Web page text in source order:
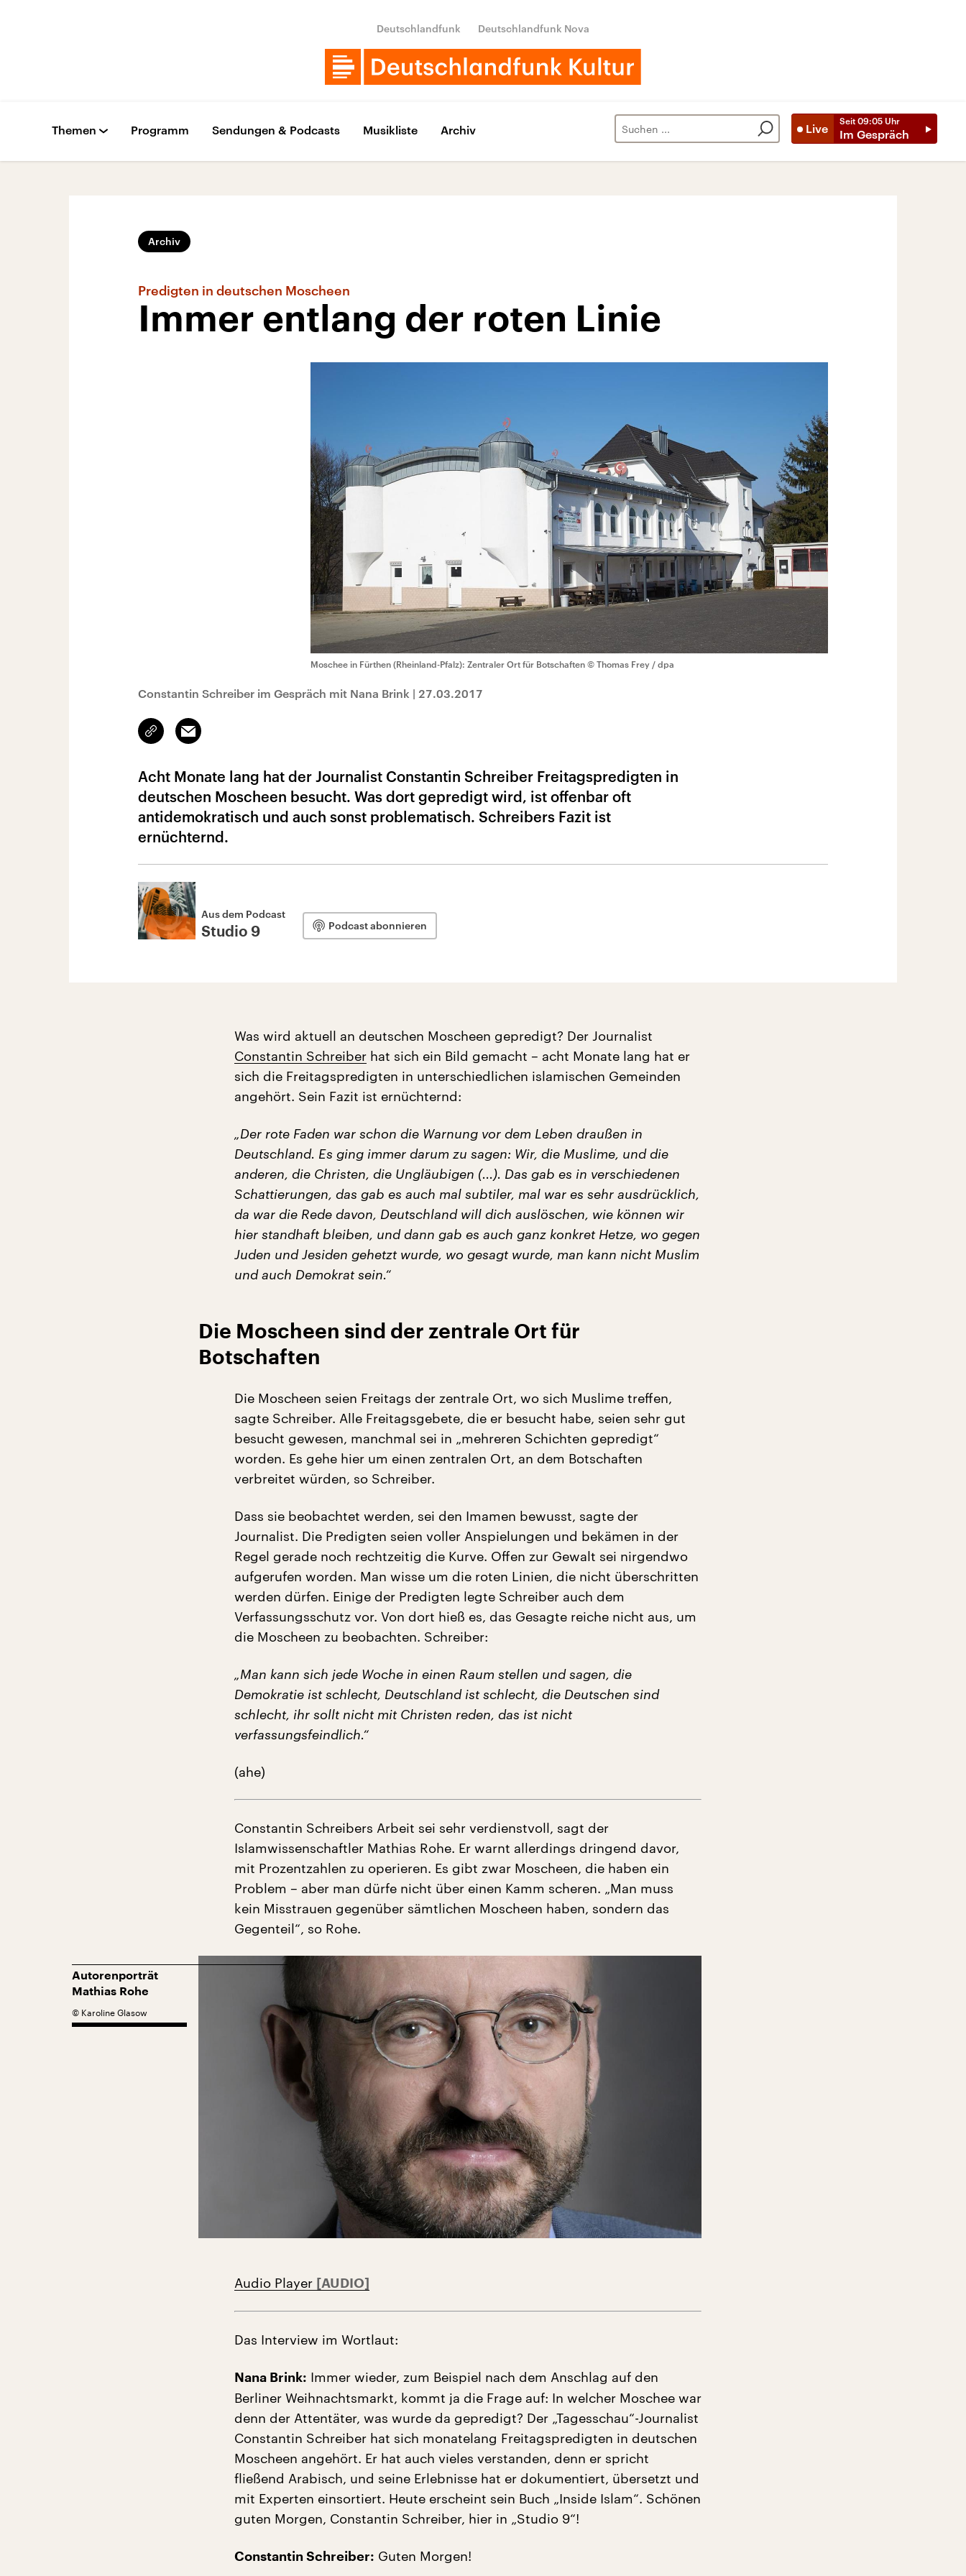
Deutschlandfunk Deutschlandfunk Nova
Live
Seit 09:05 Uhr
Im Gespräch
Themen Programm Sendungen & Podcasts Musikliste Archiv
Archiv
Predigten in deutschen Moscheen
Immer entlang der roten Linie
Moschee in Fürthen (Rheinland-Pfalz): Zentraler Ort für Botschaften © Thomas Frey / dpa
Constantin Schreiber im Gespräch mit Nana Brink | 27.03.2017
Link
kopieren/teilen
Email
Acht Monate lang hat der Journalist Constantin Schreiber Freitagspredigten in
deutschen Moscheen besucht. Was dort gepredigt wird, ist offenbar oft
antidemokratisch und auch sonst problematisch. Schreibers Fazit ist
ernüchternd.
Aus dem Podcast
Studio 9 Podcast abonnieren
Was wird aktuell an deutschen Moscheen gepredigt? Der Journalist
Constantin Schreiber hat sich ein Bild gemacht – acht Monate lang hat er
sich die Freitagspredigten in unterschiedlichen islamischen Gemeinden
angehört. Sein Fazit ist ernüchternd:
„Der rote Faden war schon die Warnung vor dem Leben draußen in
Deutschland. Es ging immer darum zu sagen: Wir, die Muslime, und die
anderen, die Christen, die Ungläubigen (...). Das gab es in verschiedenen
Schattierungen, das gab es auch mal subtiler, mal war es sehr ausdrücklich,
da war die Rede davon, Deutschland will dich auslöschen, wie können wir
hier standhaft bleiben, und dann gab es auch ganz konkret Hetze, wo gegen
Juden und Jesiden gehetzt wurde, wo gesagt wurde, man kann nicht Muslim
und auch Demokrat sein.“
Die Moscheen sind der zentrale Ort für
Botschaften
Die Moscheen seien Freitags der zentrale Ort, wo sich Muslime treffen,
sagte Schreiber. Alle Freitagsgebete, die er besucht habe, seien sehr gut
besucht gewesen, manchmal sei in „mehreren Schichten gepredigt“
worden. Es gehe hier um einen zentralen Ort, an dem Botschaften
verbreitet würden, so Schreiber.
Dass sie beobachtet werden, sei den Imamen bewusst, sagte der
Journalist. Die Predigten seien voller Anspielungen und bekämen in der
Regel gerade noch rechtzeitig die Kurve. Offen zur Gewalt sei nirgendwo
aufgerufen worden. Man wisse um die roten Linien, die nicht überschritten
werden dürfen. Einige der Predigten legte Schreiber auch dem
Verfassungsschutz vor. Von dort hieß es, das Gesagte reiche nicht aus, um
die Moscheen zu beobachten. Schreiber:
„Man kann sich jede Woche in einen Raum stellen und sagen, die
Demokratie ist schlecht, Deutschland ist schlecht, die Deutschen sind
schlecht, ihr sollt nicht mit Christen reden, das ist nicht
verfassungsfeindlich.“
(ahe)
Constantin Schreibers Arbeit sei sehr verdienstvoll, sagt der
Islamwissenschaftler Mathias Rohe. Er warnt allerdings dringend davor,
mit Prozentzahlen zu operieren. Es gibt zwar Moscheen, die haben ein
Problem – aber man dürfe nicht über einen Kamm scheren. „Man muss
kein Misstrauen gegenüber sämtlichen Moscheen haben, sondern das
Gegenteil“, so Rohe.
Autorenporträt
Mathias Rohe
© Karoline Glasow
Audio Player
Das Interview im Wortlaut:
Nana Brink: Immer wieder, zum Beispiel nach dem Anschlag auf den
Berliner Weihnachtsmarkt, kommt ja die Frage auf: In welcher Moschee war
denn der Attentäter, was wurde da gepredigt? Der „Tagesschau“-Journalist
Constantin Schreiber hat sich monatelang Freitagspredigten in deutschen
Moscheen angehört. Er hat auch vieles verstanden, denn er spricht
fließend Arabisch, und seine Erlebnisse hat er dokumentiert, übersetzt und
mit Experten einsortiert. Heute erscheint sein Buch „Inside Islam“. Schönen
guten Morgen, Constantin Schreiber, hier in „Studio 9“!
Constantin Schreiber: Guten Morgen!